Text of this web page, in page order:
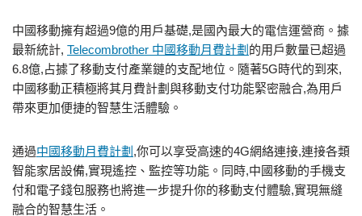
中國移動擁有超過9億的用戶基礎,是國內最大的電信運營商。據
最新統計, Telecombrother 中國移動月費計劃 的用戶數量已超過
6.8億,占據了移動支付產業鏈的支配地位。隨著5G時代的到來,
中國移動正積極將其月費計劃與移動支付功能緊密融合,為用戶
帶來更加便捷的智慧生活體驗。
通過中國移動月費計劃 ,你可以享受高速的4G網絡連接,連接各類
智能家居設備,實現遙控、監控等功能。同時,中國移動的手機支
付和電子錢包服務也將進一步提升你的移動支付體驗,實現無縫
融合的智慧生活。